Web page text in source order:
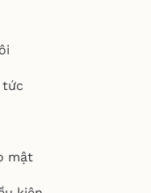
tức
mật